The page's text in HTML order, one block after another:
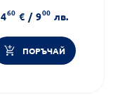
460 € / 900 лв.
ПОРЪЧАЙ